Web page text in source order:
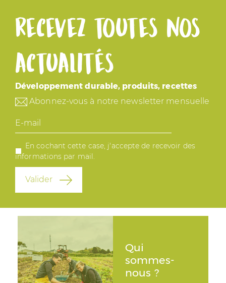
Recevez toutes nos
actualités
Développement durable, produits, recettes
Abonnez-vous à notre newsletter mensuelle
E-
mail
En cochant cette case, j'accepte de recevoir des
informations par mail.
Valider
Qui
sommes-
nous ?